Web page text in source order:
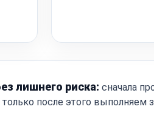
лишнего риска: сначала
после этого выполняем